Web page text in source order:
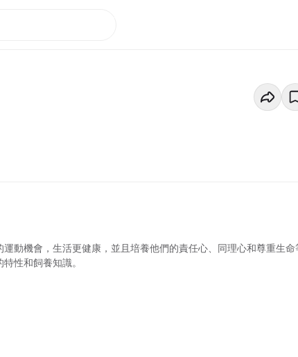
動機會，生活更健康，並且培養他們的責任心、同理心和尊重生命
性和飼養知識。